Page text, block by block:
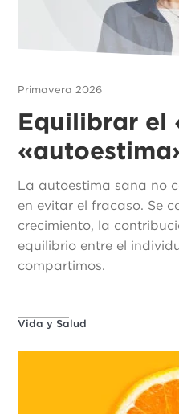
Primavera 2026
Equilibrar el
La autoestima sana no
en evitar el fracaso. Se
crecimiento, la
equilibrio entre el
compartimos.
Vida y Salud